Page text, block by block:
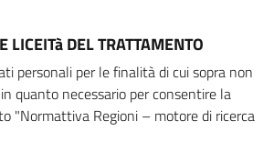
LICEITà DEL TRATTAMENTO
personali per le finalità di cui sopra non
quanto necessario per consentire la
"Normattiva Regioni – motore di ricerca